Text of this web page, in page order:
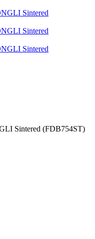
Sintered (FDB754ST)